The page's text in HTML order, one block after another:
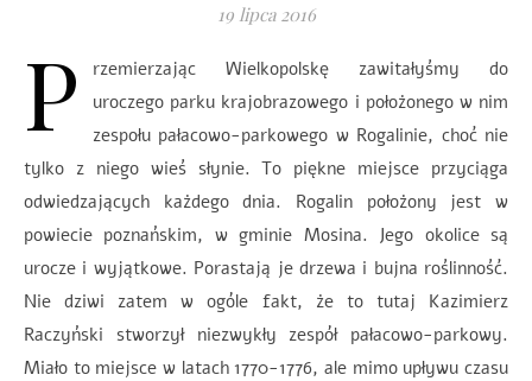
19 lipca 2016
P
rzemierzając Wielkopolskę zawitałyśmy do
uroczego parku krajobrazowego i położonego w nim
zespołu pałacowo-parkowego w Rogalinie, choć nie
tylko z niego wieś słynie. To piękne miejsce przyciąga
odwiedzających każdego dnia. Rogalin położony jest w
powiecie poznańskim, w gminie Mosina. Jego okolice są
urocze i wyjątkowe. Porastają je drzewa i bujna roślinność.
Nie dziwi zatem w ogóle fakt, że to tutaj Kazimierz
Raczyński stworzył niezwykły zespół pałacowo-parkowy.
Miało to miejsce w latach 1770-1776, ale mimo upływu czasu